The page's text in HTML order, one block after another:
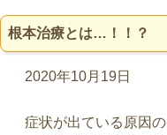
根本治療とは…！！？
2020年10月19日
症状が出ている原因の